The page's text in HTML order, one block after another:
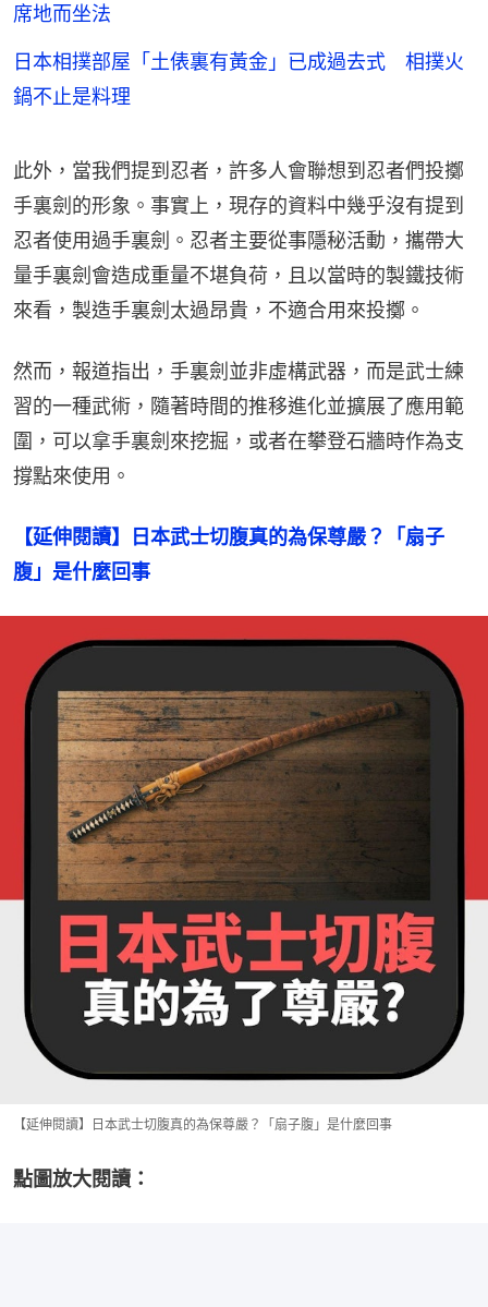
席地而坐法
日本相撲部屋「土俵裏有黃金」已成過去式 相撲火
鍋不止是料理
此外，當我們提到忍者，許多人會聯想到忍者們投擲
手裏劍的形象。事實上，現存的資料中幾乎沒有提到
忍者使用過手裏劍。忍者主要從事隱秘活動，攜帶大
量手裏劍會造成重量不堪負荷，且以當時的製鐵技術
來看，製造手裏劍太過昂貴，不適合用來投擲。
然而，報道指出，手裏劍並非虛構武器，而是武士練
習的一種武術，隨著時間的推移進化並擴展了應用範
圍，可以拿手裏劍來挖掘，或者在攀登石牆時作為支
撐點來使用。
【延伸閱讀】日本武士切腹真的為保尊嚴？「扇子
腹」是什麼回事
【延伸閱讀】日本武士切腹真的為保尊嚴？「扇子腹」是什麼回事
點圖放大閱讀：